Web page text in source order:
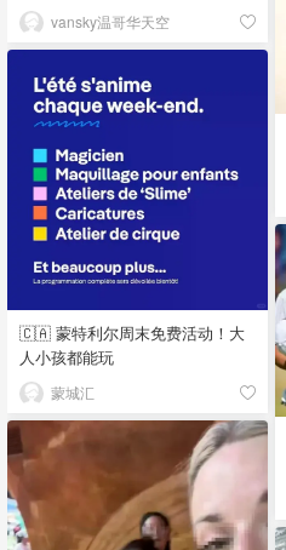
vansky温哥华天空
🇨🇦 蒙特利尔周末免费活动！大
人小孩都能玩
蒙城汇